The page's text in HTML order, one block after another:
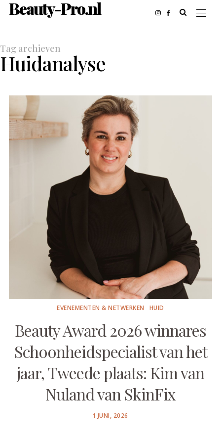
Beauty-Pro.nl
Tag archieven
Huidanalyse
EVENEMENTEN & NETWERKEN HUID
Beauty Award 2026 winnares
Schoonheidspecialist van het
jaar, Tweede plaats: Kim van
Nuland van SkinFix
POSTED
1 JUNI, 2026